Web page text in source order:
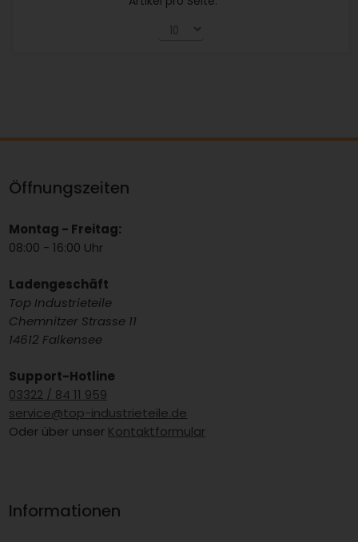
Öffnungszeiten
Montag - Freitag:
08:00 - 16:00 Uhr
Ladengeschäft
Top Industrieteile
Chemnitzer Strasse 11
14612 Falkensee
Support-Hotline
03322 / 84 11 959
service@top-industrieteile.de
Oder über unser Kontaktformular
Informationen